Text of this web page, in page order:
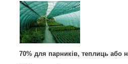
70% для парників, теплиць або